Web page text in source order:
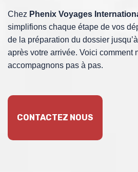
Chez Phenix Voyages
simplifions chaque étape de vos
de la préparation du dossier
après votre arrivée. Voici comment
accompagnons pas à pas.
CONTACTEZ NOUS